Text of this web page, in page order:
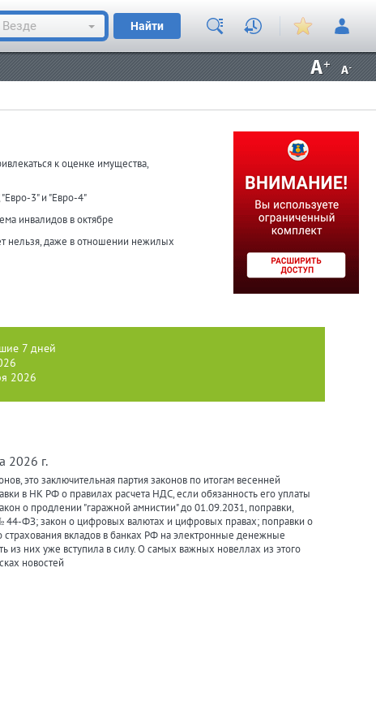
Везде Найти
к оценке имущества,
3" и "Евро-4"
инвалидов в октябре
нельзя, даже в отношении нежилых
7 дней
2026
2026 г.
это заключительная партия законов по итогам весенней
в НК РФ о правилах расчета НДС, если обязанность его уплаты
о продлении "гаражной амнистии" до 01.09.2031, поправки,
44-ФЗ; закон о цифровых валютах и цифровых правах; поправки о
страхования вкладов в банках РФ на электронные денежные
из них уже вступила в силу. О самых важных новеллах из этого
новостей